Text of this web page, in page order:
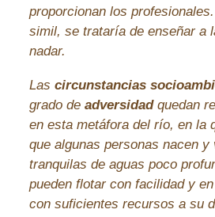
proporcionan los
simil, se trataría de enseñar a
nadar.
Las circunstancias
grado de adversidadquedan
en esta metáfora del río, en la
que algunas personas nacen
tranquilas de aguas poco
pueden flotar con facilidad y
con suficientes recursos a su